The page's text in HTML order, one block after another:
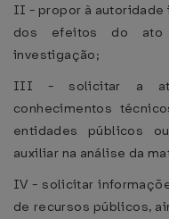
II - propor à autoridade
dos efeitos do
investigação;
III - solicitar a
conhecimentos
entidades públicos
auxiliar na análise da
IV - solicitar
de recursos públicos,